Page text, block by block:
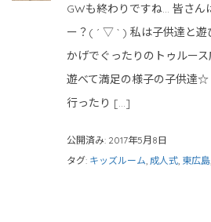
GWも終わりですね… 皆さん
ー？( ´ ▽ ` ) 私は子供達と
かげでぐったりのトゥルー
遊べて満足の様子の子供達
行ったり […]
公開済み: 2017年5月8日
タグ: キッズルーム 成人式 東広島